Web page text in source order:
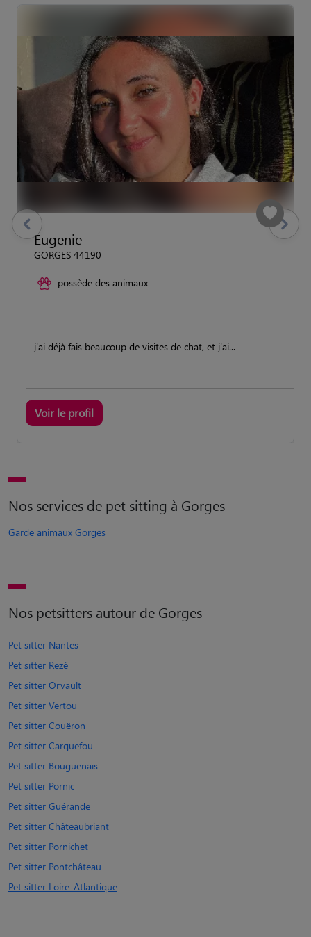
Eugenie
GORGES 44190
possède des animaux
j'ai déjà fais beaucoup de visites de chat, et j'ai...
Voir le profil
previous Suivant
Nos services de pet sitting à Gorges
Garde animaux Gorges
Nos petsitters autour de Gorges
Pet sitter Nantes
Pet sitter Rezé
Pet sitter Orvault
Pet sitter Vertou
Pet sitter Couëron
Pet sitter Carquefou
Pet sitter Bouguenais
Pet sitter Pornic
Pet sitter Guérande
Pet sitter Châteaubriant
Pet sitter Pornichet
Pet sitter Pontchâteau
Pet sitter Loire-Atlantique